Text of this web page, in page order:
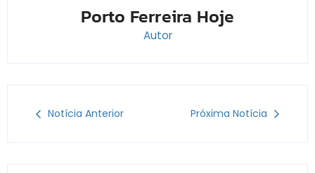
Porto Ferreira Hoje
Autor
Notícia Anterior Próxima Notícia